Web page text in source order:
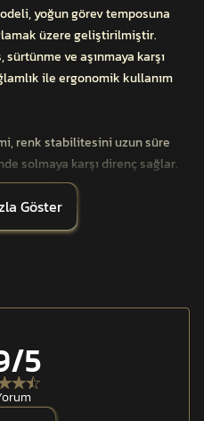
yoğun görev temposuna
üzere geliştirilmiştir.
ve aşınmaya karşı
ile ergonomik kullanım
renk stabilitesini uzun süre
solmaya karşı direnç sağlar.
etkilere karşı ek koruma
yardımcı olur.
formunu koruyan kumaş
güvenilir performans sunar.
kesimi ile profesyonel görünüm
Göster
/5